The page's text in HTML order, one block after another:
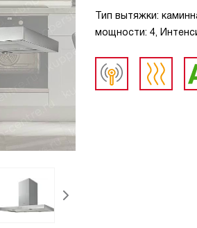
Тип вытяжки:
мощности: 4,